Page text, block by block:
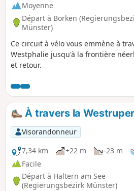
Moyenne
Départ à Borken
Münster)
Ce circuit à vélo vous emmène à
Westphalie jusqu'à la frontière
et retour.
À travers la
Visorandonneur
7,34 km
+22 m -23 m
Facile
Départ à Haltern am See
(Regierungsbezirk Münster)